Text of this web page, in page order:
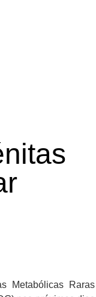
Metabólicas Raras